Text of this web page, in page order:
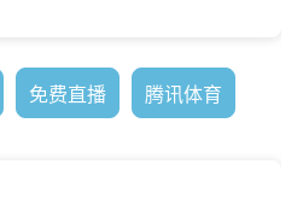
免费直播 腾讯体育